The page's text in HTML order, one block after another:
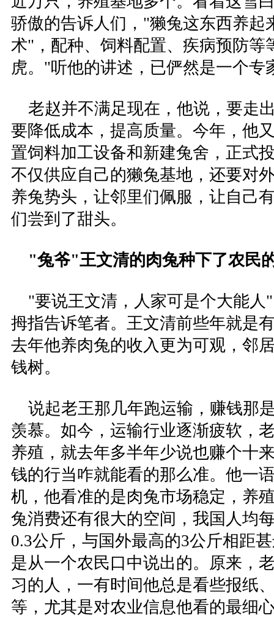
骄傲的告诉人们，"獭兔这东西养起
术"，配种、饲料配置、疾病预防等
虎。"听他的讲述，已俨然是一个专
老赵并不满足现在，他说，要走
要降低成本，提高质量。今年，他
置饲料加工设备和新建兔舍，正式
不仅供应自己的獭兔基地，还要对
养兔势头，让邻里们佩服，让自己
们尝到了甜头。
"兔爷"王文清的肉兔种下了农民
"要说王文清，人家可是个大能人
拇指告诉笔者。王文清前些年就是
去年他养肉兔的收入更为可观，邻
钱树。
说起老王那几年跑运输，赚钱那
羡慕。如今，运输行业逐渐疲软，
养殖，就去年多半年少说也赚个十
钱的行当咋就能看的那么准。他一
机，他看准的是肉兔市场稳定，养
兔消费还有很大的空间，我国人均
0.3公斤，与国外最高的3公斤相距
是从一个农民口中说出的。原来，
习的人，一有时间他总是看些报纸
等，尤其是对农业信息他看的最细